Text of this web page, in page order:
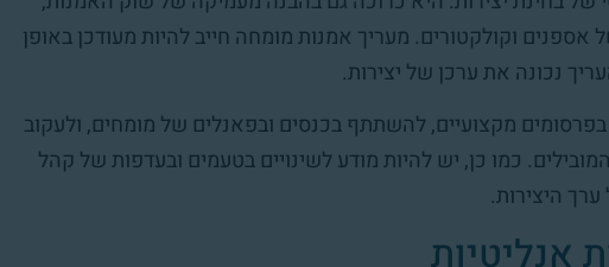
אספנים וקולקטורים. מעריך אמנות מומחה חייב להיות מעודכן באופן
נכונה את ערכן של יצירות.
מקצועיים, להשתתף בכנסים ובפאנלים של מומחים, ולעקוב
כמו כן, יש להיות מודע לשינויים בטעמים ובעדפות של קהל
היצירות.
אנליטיות